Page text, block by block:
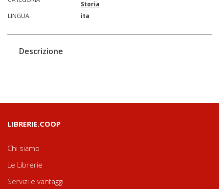
Storia
LINGUA
ita
Descrizione
LIBRERIE.COOP
Chi siamo
Le Librerie
Servizi e vantaggi